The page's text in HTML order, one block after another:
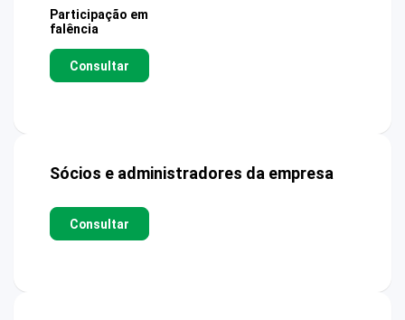
Participação em
falência
Consultar
Sócios e administradores da empresa
Consultar